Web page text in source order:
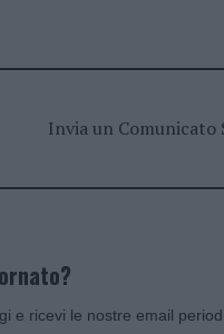
Invia un Comunicato
e ricevi le nostre email